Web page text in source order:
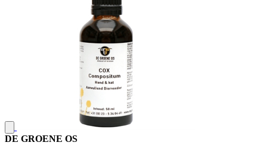
DE GROENE OS